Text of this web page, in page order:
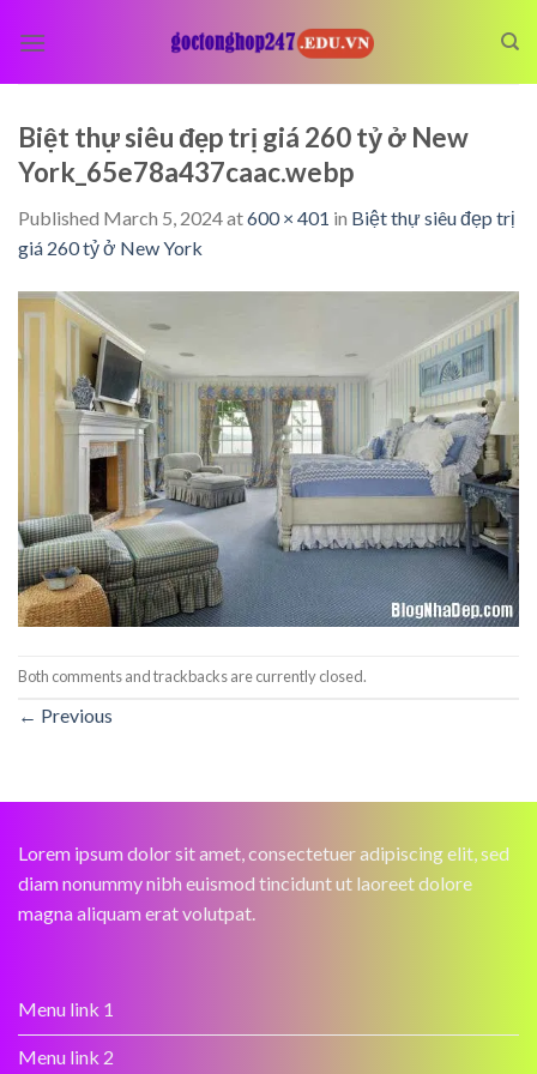
Biệt thự siêu đẹp trị giá 260 tỷ ở New
York_65e78a437caac.webp
Published March 5, 2024at600 × 401 in Biệt thự siêu đẹp trị
giá 260 tỷ ở New York
Both comments and trackbacks are currently closed.
← Previous
Lorem ipsum dolor sit amet, consectetuer adipiscing elit, sed
diam nonummy nibh euismod tincidunt ut laoreet dolore
magna aliquam erat volutpat.
Menu link 1
Menu link 2